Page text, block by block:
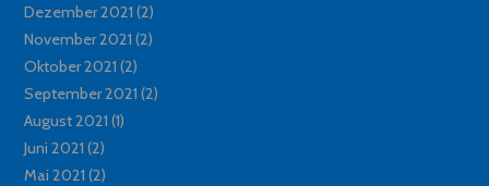
Dezember 2021 (2)
November 2021 (2)
Oktober 2021 (2)
September 2021 (2)
August 2021 (1)
Juni 2021 (2)
Mai 2021 (2)